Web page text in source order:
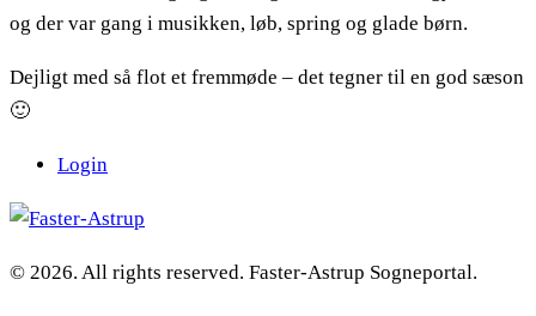
og der var gang i musikken, løb, spring og glade børn.
Dejligt med så flot et fremmøde – det tegner til en god sæson
🙂
Login
© 2026. All rights reserved. Faster-Astrup Sogneportal.